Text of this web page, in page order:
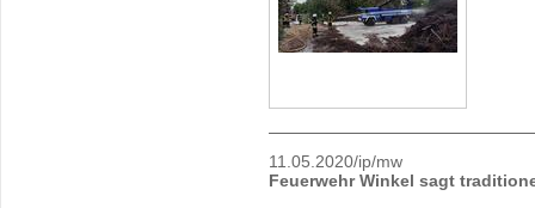
11.05.2020/ip/mw
Feuerwehr Winkel sagt